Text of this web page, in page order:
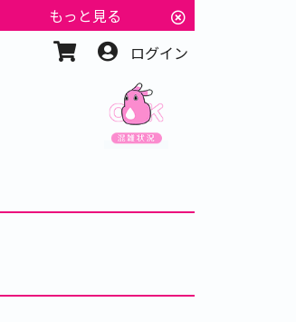
もっと見る
ログイン